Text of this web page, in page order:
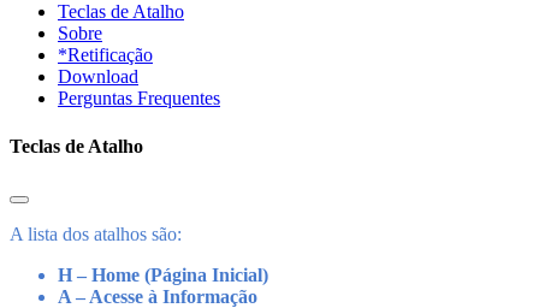
Teclas de Atalho
Sobre
*Retificação
Download
Perguntas Frequentes
Teclas de Atalho
A lista dos atalhos são:
H – Home (Página Inicial)
A – Acesse à Informação